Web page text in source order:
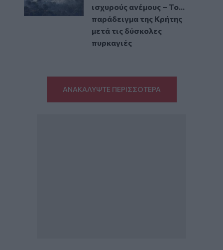
ισχυρούς ανέμους – Το...
παράδειγμα της Κρήτης
μετά τις δύσκολες
πυρκαγιές
ΑΝΑΚΑΛΥΨΤΕ ΠΕΡΙΣΣΟΤΕΡΑ